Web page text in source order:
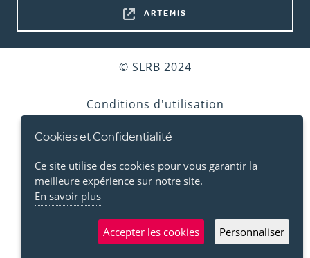
ARTEMIS
© SLRB 2024
Conditions d'utilisation
Vie privée
Cookies
Accessibilité
Cookies et Confidentialité
Ce site utilise des cookies pour vous garantir la
meilleure expérience sur notre site.
En savoir plus
Accepter les cookies Personnaliser